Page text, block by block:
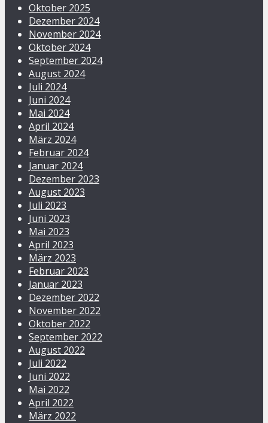
Oktober 2025
Dezember 2024
November 2024
Oktober 2024
September 2024
August 2024
Juli 2024
Juni 2024
Mai 2024
April 2024
März 2024
Februar 2024
Januar 2024
Dezember 2023
August 2023
Juli 2023
Juni 2023
Mai 2023
April 2023
März 2023
Februar 2023
Januar 2023
Dezember 2022
November 2022
Oktober 2022
September 2022
August 2022
Juli 2022
Juni 2022
Mai 2022
April 2022
März 2022